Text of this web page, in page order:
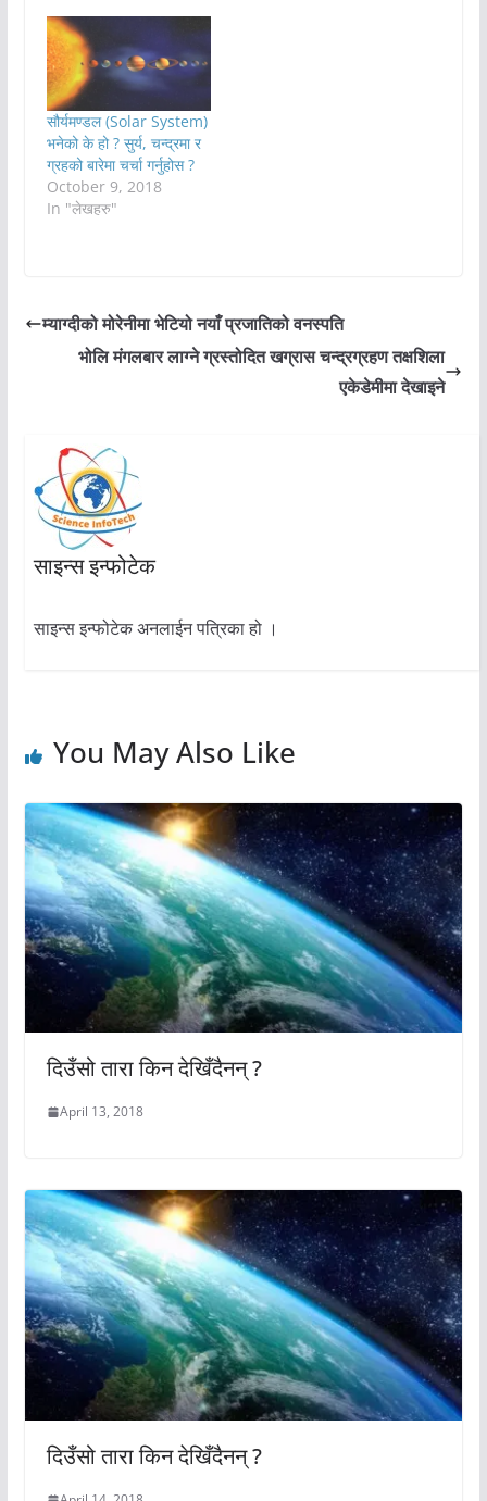
सौर्यमण्डल (Solar System)
भनेको के हो ? सुर्य, चन्द्रमा र
ग्रहको बारेमा चर्चा गर्नुहोस ?
October 9, 2018
In "लेखहरु"
म्याग्दीको मोरेनीमा भेटियो नयाँ प्रजातिको वनस्पति
भोलि मंगलबार लाग्ने ग्रस्तोदित खग्रास चन्द्रग्रहण तक्षशिला
एकेडेमीमा देखाइने
साइन्स इन्फोटेक
साइन्स इन्फोटेक अनलाईन पत्रिका हो ।
You May Also Like
दिउँसो तारा किन देखिँदैनन् ?
April 13, 2018
दिउँसो तारा किन देखिँदैनन् ?